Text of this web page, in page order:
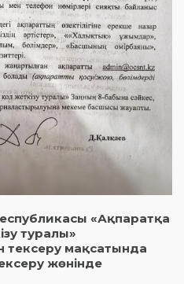
«Ақпаратқа
туралы»
тексеру мақсатында
жөнінде